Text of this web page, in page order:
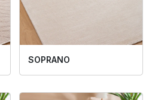
SOPRANO